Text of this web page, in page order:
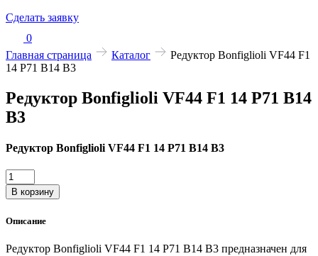
Сделать заявку
0
Главная страница
Каталог
Редуктор Bonfiglioli VF44 F1
14 P71 B14 B3
Редуктор Bonfiglioli VF44 F1 14 P71 B14
B3
Редуктор Bonfiglioli VF44 F1 14 P71 B14 B3
Количество
товара
Редуктор
VF44
14
В корзину
Описание
Редуктор Bonfiglioli VF44 F1 14 P71 B14 B3 предназначен для